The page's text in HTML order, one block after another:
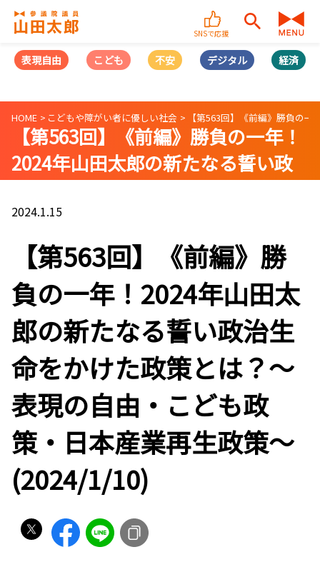
SNSで応援
表現自由 こども 不安 デジタル 経済
HOME こどもや障がい者に優しい社会 【第563回】《前編》勝負の
【第563回】《前編》勝負の一年！
2024年山田太郎の新たなる誓い政
治生命をかけた政策とは？〜表現の
自由・こども政策・日本産業再生政
策〜(2024/1/10)
2024.1.15
【第563回】《前編》勝
負の一年！2024年山田太
郎の新たなる誓い政治生
命をかけた政策とは？〜
表現の自由・こども政
策・日本産業再生政策〜
(2024/1/10)